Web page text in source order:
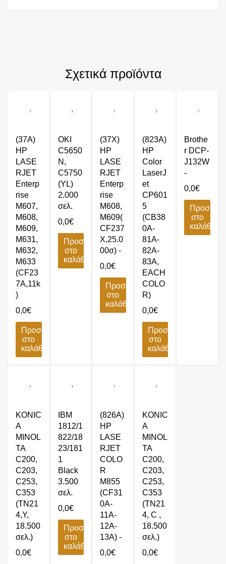
Σχετικά προϊόντα
(37A)
HP
LASE
RJET
Enterp
rise
M607,
M608,
M609,
M631,
M632,
M633
(CF23
7A,11k
)
0,0€
Προσθήκη
στο
καλάθι
OKI
C5650
N,
C5750
(YL)
2.000
σελ.
0,0€
Προσθήκη
στο
καλάθι
(37X)
HP
LASE
RJET
Enterp
rise
M608,
M609(
CF237
X,25.0
00σ) -
0,0€
Προσθήκη
στο
καλάθι
(823A)
HP
Color
LaserJ
et
CP601
5
(CB38
0A-
81A-
82A-
83A,
EACH
COLO
R)
0,0€
Προσθήκη
στο
καλάθι
Brothe
r DCP-
J132W
-
0,0€
στο
καλάθι
KONIC
A
MINOL
TA
C200,
C203,
C253,
C353
(TN21
4,Y,
18.500
σελ.)
0,0€
IBM
1812/1
822/18
23/181
1
Black
3.500
σελ.
0,0€
Προσθήκη
στο
καλάθι
(826A)
HP
LASE
RJET
COLO
R
M855
(CF31
0A-
11A-
12A-
13A) -
0,0€
KONIC
A
MINOL
TA
C200,
C203,
C253,
C353
(TN21
4, C ,
18.500
σελ.)
0,0€